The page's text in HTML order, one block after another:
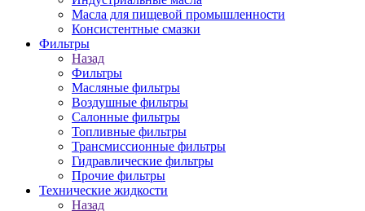
Масла для пищевой промышленности
Консистентные смазки
Фильтры
Назад
Фильтры
Масляные фильтры
Воздушные фильтры
Салонные фильтры
Топливные фильтры
Трансмиссионные фильтры
Гидравлические фильтры
Прочие фильтры
Технические жидкости
Назад